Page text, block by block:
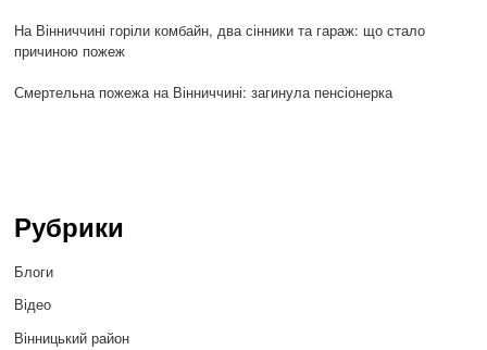
На Вінниччині горіли комбайн, два сінники та гараж: що стало
причиною пожеж
Смертельна пожежа на Вінниччині: загинула пенсіонерка
Рубрики
Блоги
Відео
Вінницький район